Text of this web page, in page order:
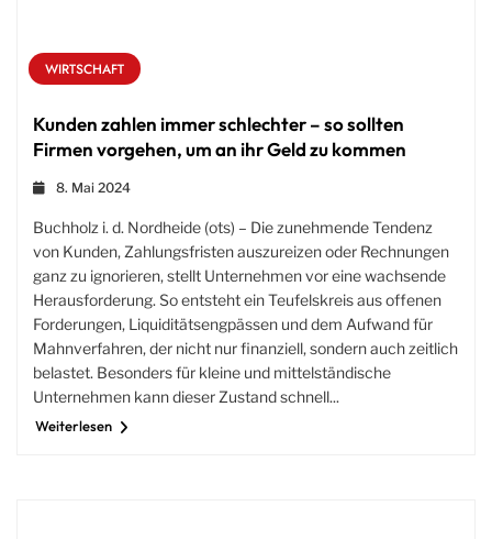
WIRTSCHAFT
Kunden zahlen immer schlechter – so sollten
Firmen vorgehen, um an ihr Geld zu kommen
8. Mai 2024
Buchholz i. d. Nordheide (ots) – Die zunehmende Tendenz
von Kunden, Zahlungsfristen auszureizen oder Rechnungen
ganz zu ignorieren, stellt Unternehmen vor eine wachsende
Herausforderung. So entsteht ein Teufelskreis aus offenen
Forderungen, Liquiditätsengpässen und dem Aufwand für
Mahnverfahren, der nicht nur finanziell, sondern auch zeitlich
belastet. Besonders für kleine und mittelständische
Unternehmen kann dieser Zustand schnell...
Weiterlesen